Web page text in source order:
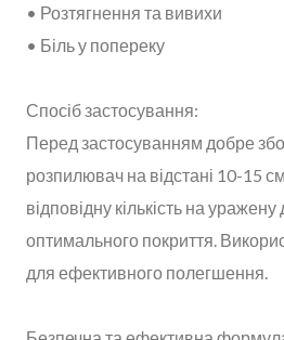
• Розтягнення та вивихи
• Біль у попереку
Спосіб застосування:
Перед застосуванням добре
розпилювач на відстані 10-15 см
відповідну кількість на уражену
оптимального покриття.
для ефективного полегшення.